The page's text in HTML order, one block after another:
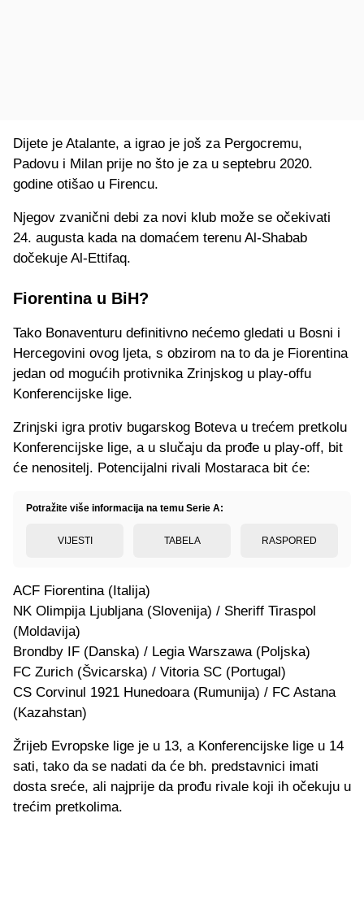
Dijete je Atalante, a igrao je još za Pergocremu,
Padovu i Milan prije no što je za u septebru 2020.
godine otišao u Firencu.
Njegov zvanični debi za novi klub može se očekivati
24. augusta kada na domaćem terenu Al-Shabab
dočekuje Al-Ettifaq.
Fiorentina u BiH?
Tako Bonaventuru definitivno nećemo gledati u Bosni i
Hercegovini ovog ljeta, s obzirom na to da je Fiorentina
jedan od mogućih protivnika Zrinjskog u play-offu
Konferencijske lige.
Zrinjski igra protiv bugarskog Boteva u trećem pretkolu
Konferencijske lige, a u slučaju da prođe u play-off, bit
će nenositelj. Potencijalni rivali Mostaraca bit će:
Potražite više informacija na temu Serie A:
VIJESTI TABELA RASPORED
ACF Fiorentina (Italija)
NK Olimpija Ljubljana (Slovenija) / Sheriff Tiraspol
(Moldavija)
Brondby IF (Danska) / Legia Warszawa (Poljska)
FC Zurich (Švicarska) / Vitoria SC (Portugal)
CS Corvinul 1921 Hunedoara (Rumunija) / FC Astana
(Kazahstan)
Žrijeb Evropske lige je u 13, a Konferencijske lige u 14
sati, tako da se nadati da će bh. predstavnici imati
dosta sreće, ali najprije da prođu rivale koji ih očekuju u
trećim pretkolima.